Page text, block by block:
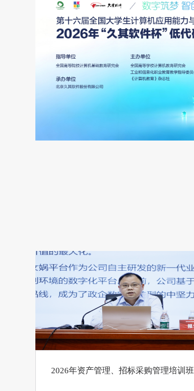
2026年资产管理、招标采购管理培训班